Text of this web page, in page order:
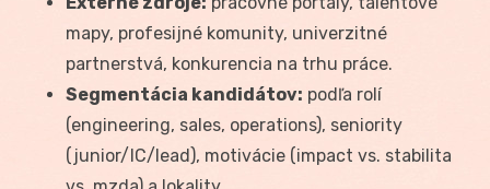
mapy, profesijné komunity, univerzitné
partnerstvá, konkurencia na trhu práce.
Segmentácia kandidátov: podľa rolí
(engineering, sales, operations), seniority
(junior/IC/lead), motivácie (impact vs. stabilita